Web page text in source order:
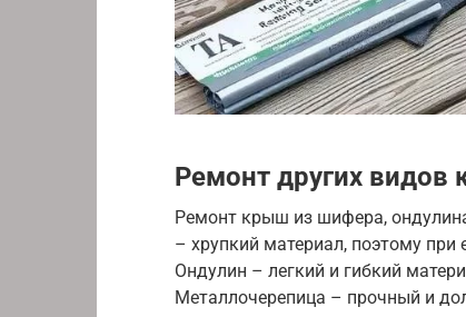
Ремонт других видов
Ремонт крыш из шифера,
– хрупкий материал, поэтому
Ондулин – легкий и гибкий
Металлочерепица – прочный и